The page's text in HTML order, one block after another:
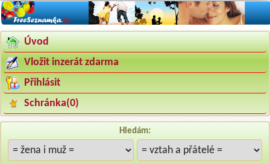
Úvod
Vložit inzerát zdarma
Přihlásit
Schránka(0)
Hledám: